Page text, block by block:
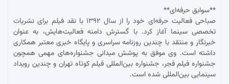
**سوابق حرفه‌ای**
صباحی فعالیت حرفه‌ای خود را از سال ۱۳۹۲ با نقد فیلم برای نشریات
تخصصی سینما آغاز کرد. با گسترش دامنه فعالیت‌هایش، به عنوان
خبرنگار و منتقد با چندین روزنامه سراسری و پایگاه خبری معتبر همکاری
داشته است. وی موفق به پوشش میدانی جشنواره‌های مهمی همچون
جشنواره فیلم فجر، جشنواره بین‌المللی فیلم کوتاه تهران و چندین رویداد
سینمایی بین‌المللی شده است.